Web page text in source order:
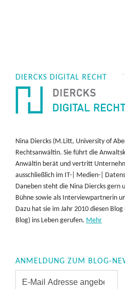
DIERCKS DIGITAL RECHT
Nina Diercks (M.Litt, University of
Rechtsanwältin. Sie führt die
Anwältin berät und vertritt
ausschließlich im IT-| Medien-|
Daneben steht die Nina Diercks gern
Bühne sowie als Interviewpartnerin
Dazu hat sie im Jahr 2010 diesen
Blog) ins Leben gerufen. Mehr
ANMELDUNG ZUM BLOG-